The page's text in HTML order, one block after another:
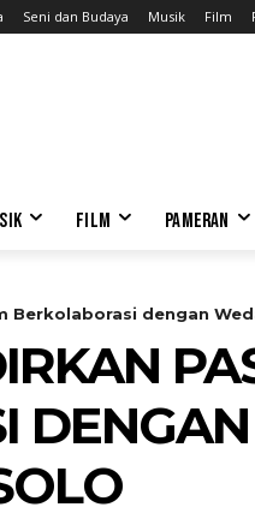
Seni dan Budaya Musik Film
FILM PAMERAN
Berkolaborasi dengan